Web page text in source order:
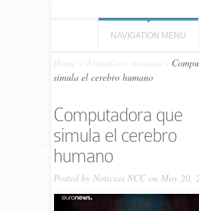
NAVIGATION MENU
Home Artículos o noticias
simula el cerebro humano
Computadora que
simula el cerebro
humano
Posted by Noticias NCCon May 20,